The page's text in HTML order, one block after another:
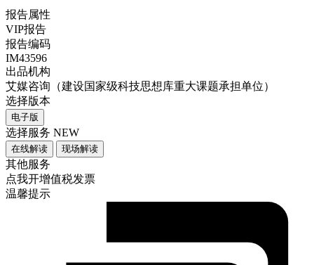
报告属性
VIP报告
报告编码
IM43596
出品机构
艾媒咨询（建设国家级科技思想库重大课题承担单位）
选择版本
电子版
选择服务 NEW
在线解读 现场解读
其他服务
点我开增值税发票
温馨提示